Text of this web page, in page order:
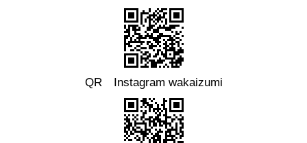
QR Instagram wakaizumi